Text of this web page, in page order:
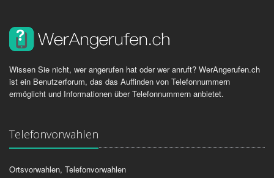
Wissen Sie nicht, wer angerufen hat oder wer anruft? WerAngerufen.ch
ist ein Benutzerforum, das das Auffinden von Telefonnummern
ermöglicht und Informationen über Telefonnummern anbietet.
Telefonvorwahlen
Ortsvorwahlen, Telefonvorwahlen